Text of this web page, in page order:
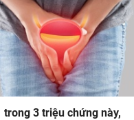
trong 3 triệu chứng này,